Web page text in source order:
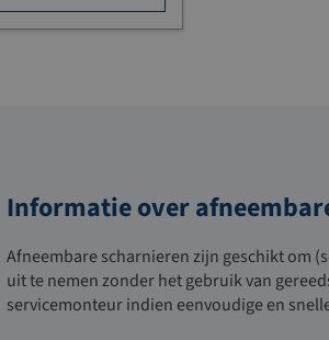
Informatie over
Afneembare scharnieren zijn geschikt om
uit te nemenzonder het gebruik van
servicemonteur indien eenvoudige en